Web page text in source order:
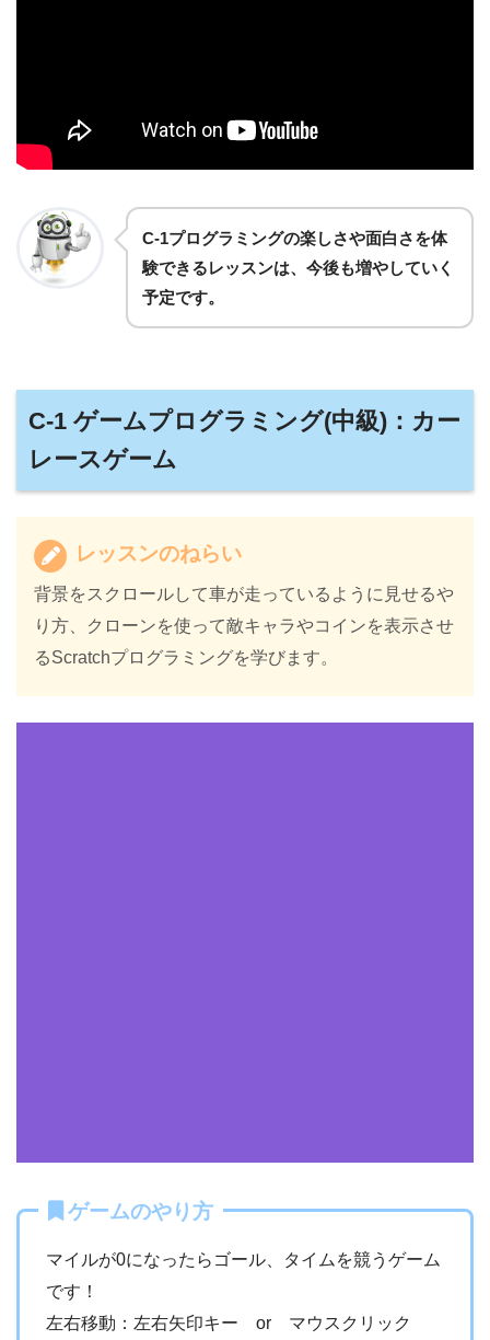
C-1プログラミングの楽しさや面白さを体
験できるレッスンは、今後も増やしていく
予定です。
C-1 ゲームプログラミング(中級)：カー
レースゲーム
レッスンのねらい
背景をスクロールして車が走っているように見せるや
り方、クローンを使って敵キャラやコインを表示させ
るScratchプログラミングを学びます。
ゲームのやり方
マイルが0になったらゴール、タイムを競うゲーム
です！
左右移動：左右矢印キー or マウスクリック